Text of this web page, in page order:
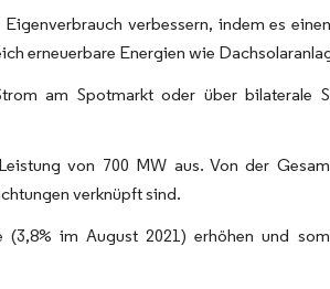
verbessern, indem es
erneuerbare Energien wie
am Spotmarkt oder über bilaterale
von 700 MW aus. Von der
verknüpft sind.
im August 2021) erhöhen und